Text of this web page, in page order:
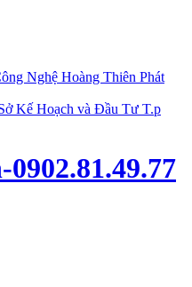
Nghệ Hoàng Thiên Phát
Kế Hoạch và Đầu Tư T.p